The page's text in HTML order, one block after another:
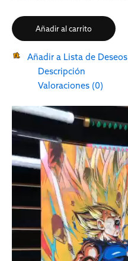
Añadir al carrito
Añadir a Lista de Deseos
Descripción
Valoraciones (0)